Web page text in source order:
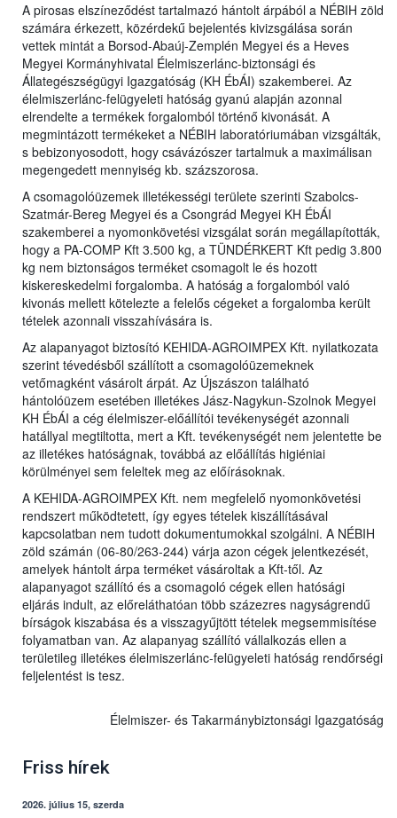
A pirosas elszíneződést tartalmazó hántolt árpából a NÉBIH zöld
számára érkezett, közérdekű bejelentés kivizsgálása során
vettek mintát a Borsod-Abaúj-Zemplén Megyei és a Heves
Megyei Kormányhivatal Élelmiszerlánc-biztonsági és
Állategészségügyi Igazgatóság (KH ÉbÁI) szakemberei. Az
élelmiszerlánc-felügyeleti hatóság gyanú alapján azonnal
elrendelte a termékek forgalomból történő kivonását. A
megmintázott termékeket a NÉBIH laboratóriumában vizsgálták,
s bebizonyosodott, hogy csávázószer tartalmuk a maximálisan
megengedett mennyiség kb. százszorosa.
A csomagolóüzemek illetékességi területe szerinti Szabolcs-
Szatmár-Bereg Megyei és a Csongrád Megyei KH ÉbÁI
szakemberei a nyomonkövetési vizsgálat során megállapították,
hogy a PA-COMP Kft 3.500 kg, a TÜNDÉRKERT Kft pedig 3.800
kg nem biztonságos terméket csomagolt le és hozott
kiskereskedelmi forgalomba. A hatóság a forgalomból való
kivonás mellett kötelezte a felelős cégeket a forgalomba került
tételek azonnali visszahívására is.
Az alapanyagot biztosító KEHIDA-AGROIMPEX Kft. nyilatkozata
szerint tévedésből szállított a csomagolóüzemeknek
vetőmagként vásárolt árpát. Az Újszászon található
hántolóüzem esetében illetékes Jász-Nagykun-Szolnok Megyei
KH ÉbÁI a cég élelmiszer-előállítói tevékenységét azonnali
hatállyal megtiltotta, mert a Kft. tevékenységét nem jelentette be
az illetékes hatóságnak, továbbá az előállítás higiéniai
körülményei sem feleltek meg az előírásoknak.
A KEHIDA-AGROIMPEX Kft. nem megfelelő nyomonkövetési
rendszert működtetett, így egyes tételek kiszállításával
kapcsolatban nem tudott dokumentumokkal szolgálni. A NÉBIH
zöld számán (06-80/263-244) várja azon cégek jelentkezését,
amelyek hántolt árpa terméket vásároltak a Kft-től. Az
alapanyagot szállító és a csomagoló cégek ellen hatósági
eljárás indult, az előreláthatóan több százezres nagyságrendű
bírságok kiszabása és a visszagyűjtött tételek megsemmisítése
folyamatban van. Az alapanyag szállító vállalkozás ellen a
területileg illetékes élelmiszerlánc-felügyeleti hatóság rendőrségi
feljelentést is tesz.
Élelmiszer- és Takarmánybiztonsági Igazgatóság
Friss hírek
2026. július 15, szerda